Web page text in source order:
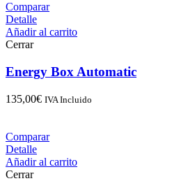
Comparar
Detalle
Añadir al carrito
Cerrar
Energy Box Automatic
135,00€ IVA Incluido
Comparar
Detalle
Añadir al carrito
Cerrar